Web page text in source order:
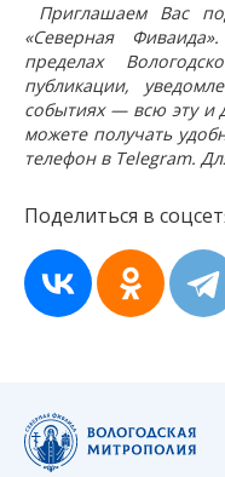
Приглашаем Вас
«Северная
пределах
публикации,
событиях — всю эту
можете получать
телефон в Telegram.
Поделиться в